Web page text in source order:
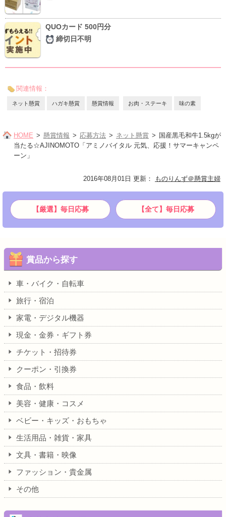
QUOカード 500円分
締切日不明
関連情報：
ネット懸賞 ハガキ懸賞 懸賞情報 お肉・ステーキ 味の素
HOME 懸賞情報 応募方法 ネット懸賞
国産黒毛和牛1.5kgが
当たる☆AJINOMOTO「アミノバイタル 元気、応援！サマーキャンペ
ーン」
2016年08月01日 更新 ： ものりんず＠懸賞主婦
【厳選】毎日応募 【全て】毎日応募
賞品から探す
車・バイク・自転車
旅行・宿泊
家電・デジタル機器
現金・金券・ギフト券
チケット・招待券
クーポン・引換券
食品・飲料
美容・健康・コスメ
ベビー・キッズ・おもちゃ
生活用品・雑貨・家具
文具・書籍・映像
ファッション・貴金属
その他